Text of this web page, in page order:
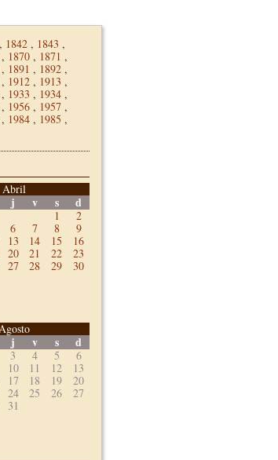
, 1842 , 1843 ,
, 1870 , 1871 ,
, 1891 , 1892 ,
, 1912 , 1913 ,
, 1933 , 1934 ,
, 1956 , 1957 ,
, 1984 , 1985 ,
Abril
j v s d
1
2
6 7 8
9
13 14 15
16
20 21 22
23
27 28 29 30
j v s d
3 4 5
6
10 11 12
13
17 18 19
20
24 25 26
27
31